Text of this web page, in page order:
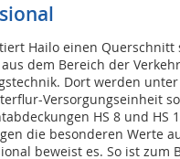
Hailo einen Querschnitt
dem Bereich der
Dort werden
Versorgungseinheit
HS 8 und HS
die besonderen Werte
beweist es. So ist zum